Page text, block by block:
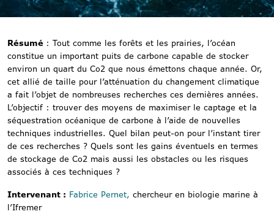
Résumé : Tout comme les forêts et les prairies, l’océan
constitue un important puits de carbone capable de stocker
environ un quart du Co2 que nous émettons chaque année. Or,
cet allié de taille pour l’atténuation du changement climatique
a fait l’objet de nombreuses recherches ces dernières années.
L’objectif : trouver des moyens de maximiser le captage et la
séquestration océanique de carbone à l’aide de nouvelles
techniques industrielles. Quel bilan peut-on pour l’instant tirer
de ces recherches ? Quels sont les gains éventuels en termes
de stockage de Co2 mais aussi les obstacles ou les risques
associés à ces techniques ?
Intervenant : Fabrice Pernet, chercheur en biologie marine à
l’Ifremer